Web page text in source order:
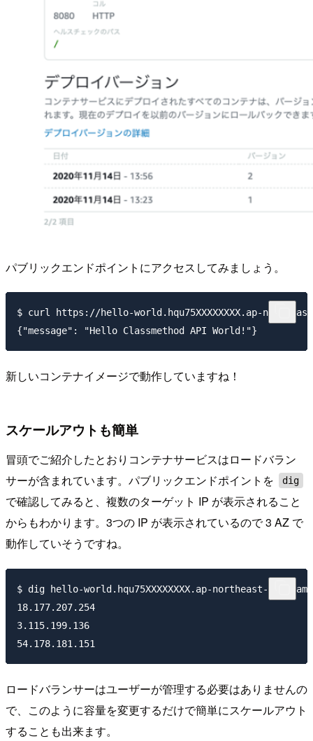
パブリックエンドポイントにアクセスしてみましょう。
$ curl https://hello-world.hqu75XXXXXXXX.ap-
新しいコンテナイメージで動作していますね！
スケールアウトも簡単
冒頭でご紹介したとおりコンテナサービスはロードバラン
サーが含まれています。パブリックエンドポイントを
dig
で確認してみると、複数のターゲット IP が表示されること
からもわかります。3つの IP が表示されているので 3 AZ で
動作していそうですね。
$ dig hello-world.hqu75XXXXXXXX.ap-northeast-
18.177.207.254
3.115.199.136
ロードバランサーはユーザーが管理する必要はありませんの
で、このように容量を変更するだけで簡単にスケールアウト
することも出来ます。